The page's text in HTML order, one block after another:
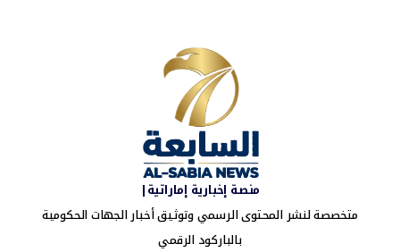
منصة إخبارية إماراتية|
متخصصة لنشر المحتوى الرسمي وتوثيق أخبار الجهات الحكومية
بالباركود الرقمي